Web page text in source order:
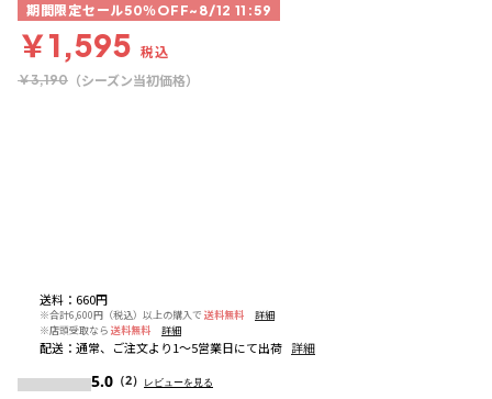
送料 ： 660円
※合計6,600円（税込）以上の購入で 送料無料
詳細
※店頭受取なら 送料無料 詳細
配送 ： 通常、ご注文より1～5営業日にて出荷 詳細
5.0 （2） レビューを見る
期間限定セール50％OFF~8/12 11:59
￥1,595 税込
￥3,190 （シーズン当初価格）